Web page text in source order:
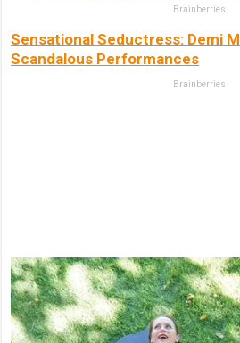
Brainberries
Sensational Seductress: Demi
Scandalous Performances
Brainberries